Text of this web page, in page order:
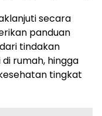
secara
panduan
tindakan
rumah, hingga
tingkat